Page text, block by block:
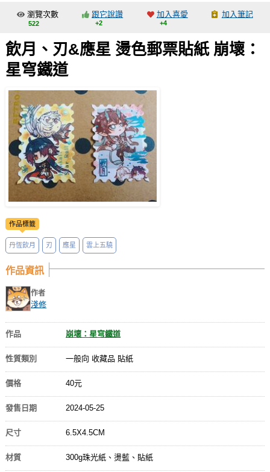
交流中心
攤位轉讓區
會員功能選單
註冊會員
登入
瀏覽次數
522
跟它說讚
+2
加入喜愛
+4
加入筆記
飲月、刃&應星 燙色郵票貼紙 崩壞：
星穹鐵道
作品標籤
丹恆飲月 刃 應星 雲上五驍
作品資訊
作者
淺修
作品 崩壞：星穹鐵道
性質類別 一般向 收藏品 貼紙
價格 40元
發售日期 2024-05-25
尺寸 6.5X4.5CM
材質 300g珠光紙、燙藍、貼紙